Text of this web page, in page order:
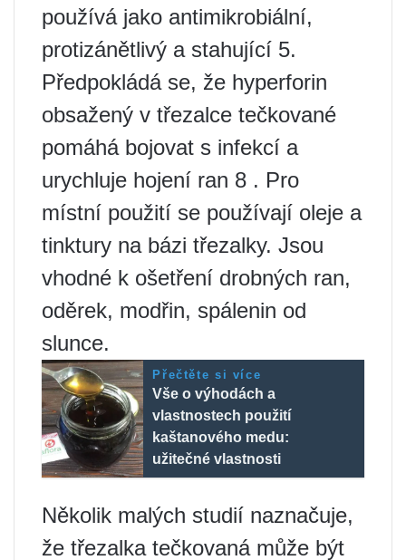
používá jako antimikrobiální,
protizánětlivý a stahující 5.
Předpokládá se, že hyperforin
obsažený v třezalce tečkované
pomáhá bojovat s infekcí a
urychluje hojení ran 8 . Pro
místní použití se používají oleje a
tinktury na bázi třezalky. Jsou
vhodné k ošetření drobných ran,
oděrek, modřin, spálenin od
slunce.
Přečtěte si více
Vše o výhodách a
vlastnostech použití
kaštanového medu:
užitečné vlastnosti
Několik malých studií naznačuje,
že třezalka tečkovaná může být